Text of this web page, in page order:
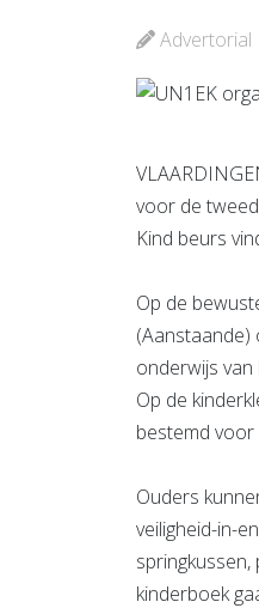
Advertorial
voor de
Kind beurs
Op de
(Aanstaande)
onderwijs
Op de
bestemd
Ouders
veiligheid-in-
kinderboek
Bekijk de pagina